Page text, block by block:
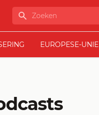
Zoeken
EUROPESE-UNIE